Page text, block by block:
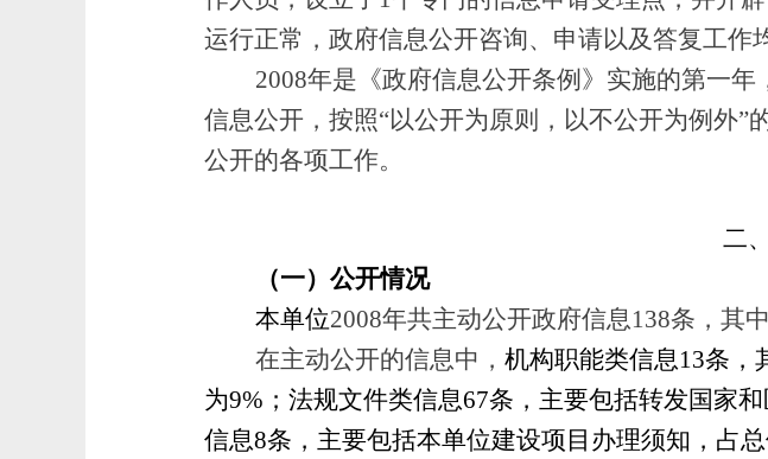
运行正常，政府信息公开咨询、申请以及答复工作
2008年是《政府信息公开条例》实施的第一
信息公开，按照“以公开为原则，以不公开为例外
公开的各项工作。
二
（一）公开情况
本单位2008年共主动公开政府信息138条，其
在主动公开的信息中， 机构职能类信息13条，
为9%；法规文件类信息67条，主要包括转发国家
信息8条，主要包括本单位建设项目办理须知，占